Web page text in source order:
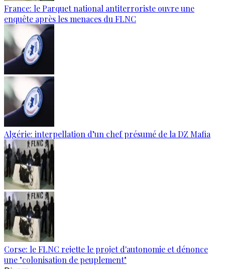
France: le Parquet national antiterroriste ouvre une
enquête après les menaces du FLNC
Algérie: interpellation d’un chef présumé de la DZ Mafia
Corse: le FLNC rejette le projet d'autonomie et dénonce
une "colonisation de peuplement"